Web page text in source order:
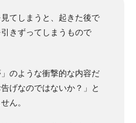
てしまうと、起きた後で
きずってしまうもので
のような衝撃的な内容だ
げなのではないか？」と
ん。